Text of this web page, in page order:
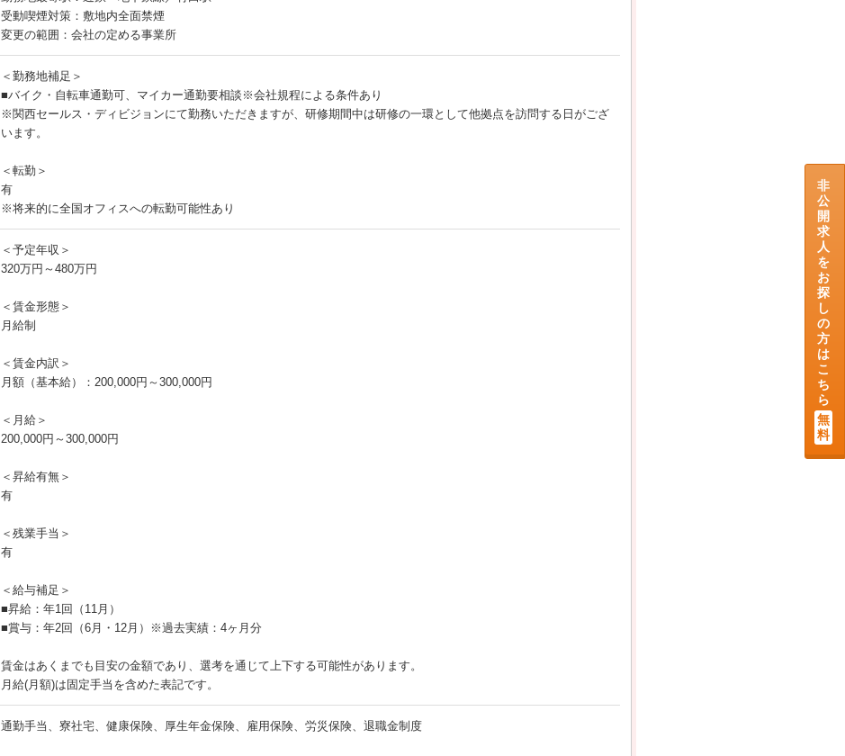
受動喫煙対策：敷地内全面禁煙
変更の範囲：会社の定める事業所
＜勤務地補足＞
■バイク・自転車通勤可、マイカー通勤要相談※会社規程による条件あり
※関西セールス・ディビジョンにて勤務いただきますが、研修期間中は研修の一環として他拠点を訪問する日がござ
います。
＜転勤＞
有
※将来的に全国オフィスへの転勤可能性あり
＜予定年収＞
320万円～480万円
＜賃金形態＞
月給制
＜賃金内訳＞
月額（基本給）：200,000円～300,000円
＜月給＞
200,000円～300,000円
＜昇給有無＞
有
＜残業手当＞
有
＜給与補足＞
■昇給：年1回（11月）
■賞与：年2回（6月・12月）※過去実績：4ヶ月分
賃金はあくまでも目安の金額であり、選考を通じて上下する可能性があります。
月給(月額)は固定手当を含めた表記です。
通勤手当、寮社宅、健康保険、厚生年金保険、雇用保険、労災保険、退職金制度
非
公
開
求
人
を
お
探
し
の
方
は
こ
ち
ら
無
料